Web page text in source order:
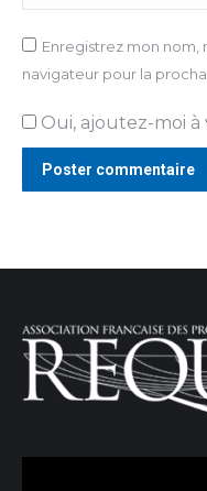
Enregistrez mon nom,
navigateur pour la
Oui, ajoutez-moi
Poster commentaire